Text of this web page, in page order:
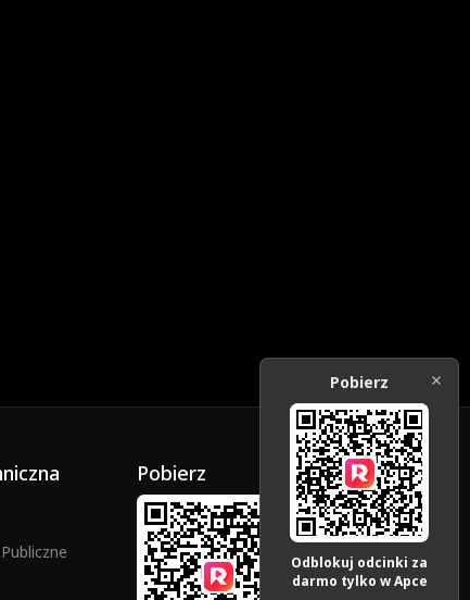
Pobierz
Pobierz
Odblokuj odcinki za
darmo tylko w Apce